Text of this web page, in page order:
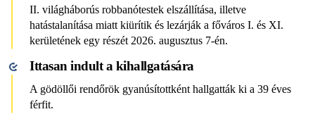
II. világháborús robbanótestek elszállítása, illetve
hatástalanítása miatt kiürítik és lezárják a főváros I. és XI.
kerületének egy részét 2026. augusztus 7-én.
Ittasan indult a kihallgatására
A gödöllői rendőrök gyanúsítottként hallgatták ki a 39 éves
férfit.